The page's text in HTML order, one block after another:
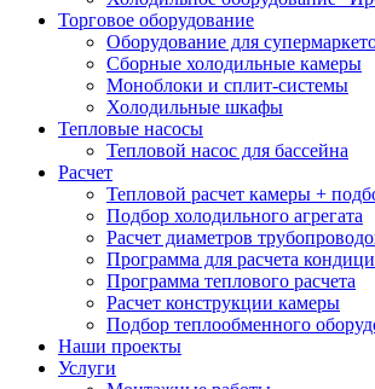
Торговое оборудование
Оборудование для
Сборные холодильные камеры
Моноблоки и сплит-системы
Холодильные шкафы
Тепловые насосы
Тепловой насос для бассейна
Расчет
Тепловой расчет камеры +
Подбор холодильного агрегата
Расчет диаметров
Программа для расчета
Программа теплового расчета
Расчет конструкции камеры
Подбор теплообменного
Наши проекты
Услуги